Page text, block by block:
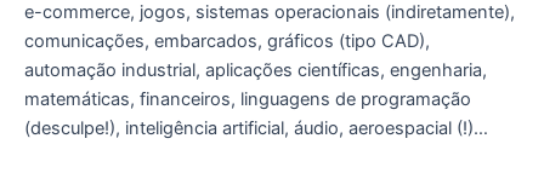
e-commerce, jogos, sistemas operacionais (indiretamente),
comunicações, embarcados, gráficos (tipo CAD),
automação industrial, aplicações científicas, engenharia,
matemáticas, financeiros, linguagens de programação
(desculpe!), inteligência artificial, áudio, aeroespacial (!)…